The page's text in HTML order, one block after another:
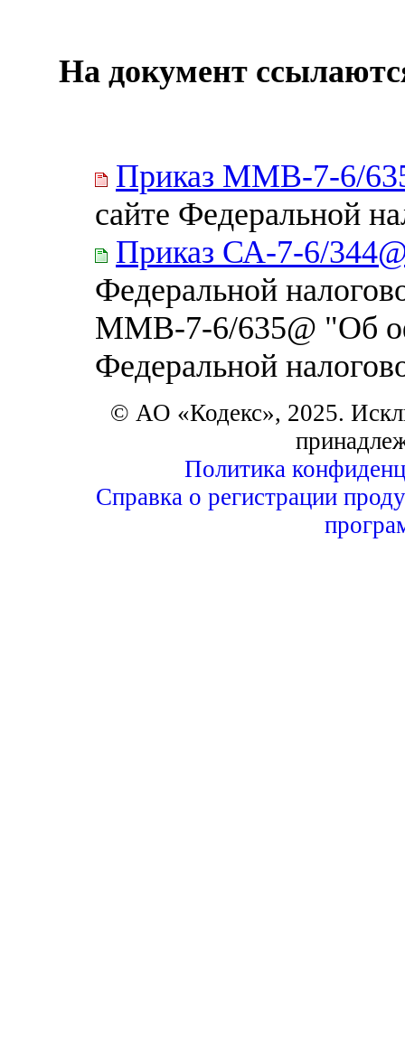
На документ
Приказ ММВ-7-6/
сайте Федеральной
Приказ СА-7-6/
Федеральной
ММВ-7-6/635@ "Об
Федеральной
© АО «Кодекс», 2025.
Политика
Справка о регистрации